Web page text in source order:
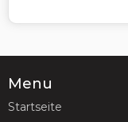
Menu
Startseite